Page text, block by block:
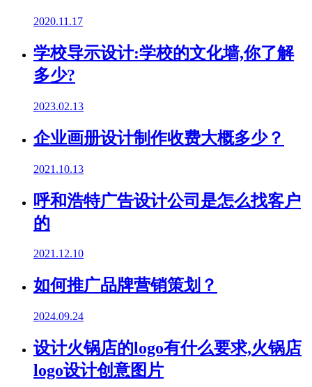
2020.11.17
学校导示设计:学校的文化墙,你了解
多少?
2023.02.13
企业画册设计制作收费大概多少？
2021.10.13
呼和浩特广告设计公司是怎么找客户
的
2021.12.10
如何推广品牌营销策划？
2024.09.24
设计火锅店的logo有什么要求,火锅店
logo设计创意图片